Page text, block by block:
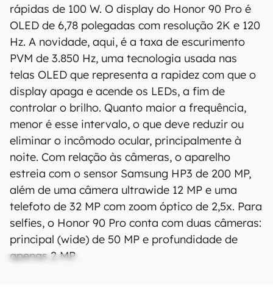
rápidas de 100 W. O display do Honor 90 Pro é
OLED de 6,78 polegadas com resolução 2K e 120
Hz. A novidade, aqui, é a taxa de escurimento
PVM de 3.850 Hz, uma tecnologia usada nas
telas OLED que representa a rapidez com que o
display apaga e acende os LEDs, a fim de
controlar o brilho. Quanto maior a frequência,
menor é esse intervalo, o que deve reduzir ou
eliminar o incômodo ocular, principalmente à
noite. Com relação às câmeras, o aparelho
estreia com o sensor Samsung HP3 de 200 MP,
além de uma câmera ultrawide 12 MP e uma
telefoto de 32 MP com zoom óptico de 2,5x. Para
selfies, o Honor 90 Pro conta com duas câmeras:
principal (wide) de 50 MP e profundidade de
apenas 2 MP.